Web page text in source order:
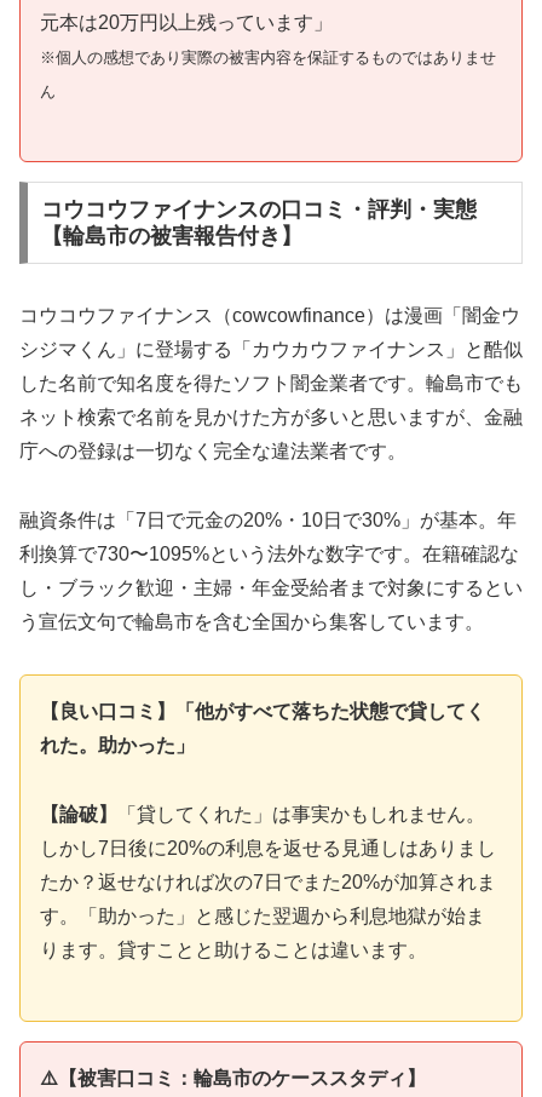
元本は20万円以上残っています」
※個人の感想であり実際の被害内容を保証するものではありませ
ん
コウコウファイナンスの口コミ・評判・実態
【輪島市の被害報告付き】
コウコウファイナンス（cowcowfinance）は漫画「闇金ウ
シジマくん」に登場する「カウカウファイナンス」と酷似
した名前で知名度を得たソフト闇金業者です。輪島市でも
ネット検索で名前を見かけた方が多いと思いますが、金融
庁への登録は一切なく完全な違法業者です。
融資条件は「7日で元金の20%・10日で30%」が基本。年
利換算で730〜1095%という法外な数字です。在籍確認な
し・ブラック歓迎・主婦・年金受給者まで対象にするとい
う宣伝文句で輪島市を含む全国から集客しています。
【良い口コミ】「他がすべて落ちた状態で貸してく
れた。助かった」
【論破】
「貸してくれた」は事実かもしれません。
しかし7日後に20%の利息を返せる見通しはありまし
たか？返せなければ次の7日でまた20%が加算されま
す。「助かった」と感じた翌週から利息地獄が始ま
ります。貸すことと助けることは違います。
⚠️【被害口コミ：輪島市のケーススタディ】